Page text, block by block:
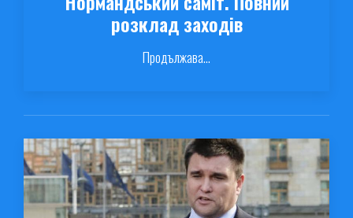
розклад заходів
Продължава...